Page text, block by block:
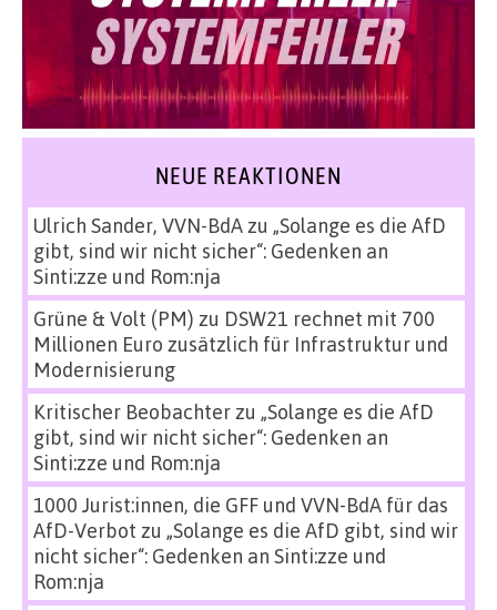
NEUE REAKTIONEN
Ulrich Sander, VVN-BdAzu „Solange es die AfD
gibt, sind wir nicht sicher“: Gedenken an
Sinti:zze und Rom:nja
Grüne & Volt (PM) zu DSW21 rechnet mit 700
Millionen Euro zusätzlich für Infrastruktur und
Modernisierung
Kritischer Beobachterzu „Solange es die AfD
gibt, sind wir nicht sicher“: Gedenken an
Sinti:zze und Rom:nja
1000 Jurist:innen, die GFF und VVN-BdA für das
AfD-Verbot zu „Solange es die AfD gibt, sind wir
nicht sicher“: Gedenken an Sinti:zze und
Rom:nja